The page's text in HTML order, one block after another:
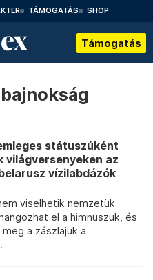
TÁMOGATÁS SHOP
Támogatás
státuszúként
világversenyeken az
vízilabdázók
viselhetik nemzetük
el a himnuszuk, és
a zászlajuk a